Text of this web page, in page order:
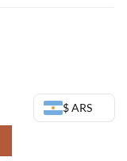
$ ARS
Steel ball run -